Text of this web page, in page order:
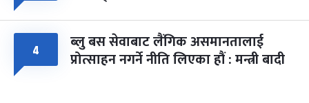
४ ब्लु बस सेवाबाट लैंगिक असमानतालाई
प्रोत्साहन नगर्ने नीति लिएका हौं : मन्त्री बादी